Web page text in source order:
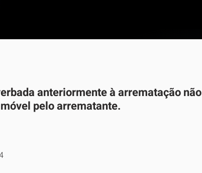
anteriormente à arrematação não
pelo arrematante.